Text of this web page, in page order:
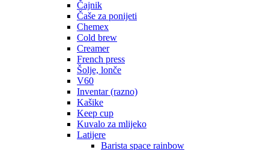
Čajnik
Čaše za ponijeti
Chemex
Cold brew
Creamer
French press
Šolje, lonče
V60
Inventar (razno)
Kašike
Keep cup
Kuvalo za mlijeko
Latijere
Barista space rainbow